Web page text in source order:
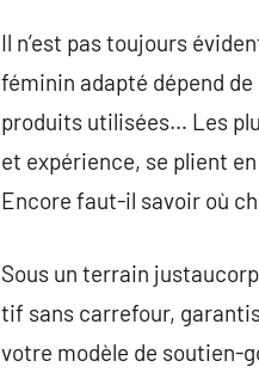
Il n’est pas toujours
féminin adapté dépend
produits utilisées… Les
et expérience, se plient
Encore faut-il savoir où
Sous un terrain
tif sans carrefour,
votre modèle de soutien-